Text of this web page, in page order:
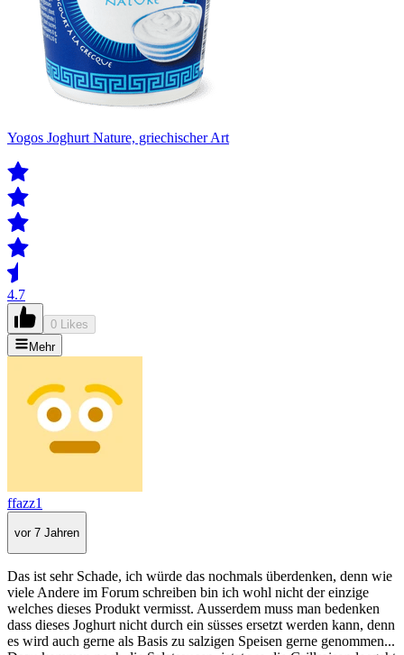
Yogos Joghurt Nature, griechischer Art
4.7
0 Likes
Mehr
ffazz1
vor 7 Jahren
Das ist sehr Schade, ich würde das nochmals überdenken, denn wie
viele Andere im Forum schreiben bin ich wohl nicht der einzige
welches dieses Produkt vermisst. Ausserdem muss man bedenken
dass dieses Joghurt nicht durch ein süsses ersetzt werden kann, denn
es wird auch gerne als Basis zu salzigen Speisen gerne genommen...